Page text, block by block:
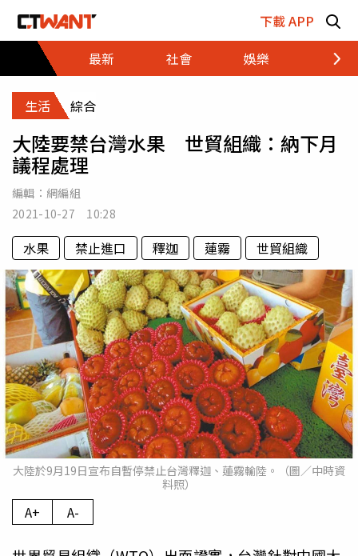
下載 APP
最新
社會 娛樂 財經
生活 綜合
大陸要禁台灣水果 世貿組織：納下月
議程處理
編輯： 網編組
2021-10-27 10:28
水果 禁止進口 釋迦 蓮霧 世貿組織
大陸於9月19日宣布自暫停禁止台灣釋迦、蓮霧輸陸。（圖／中時資
料照）
A+ A-